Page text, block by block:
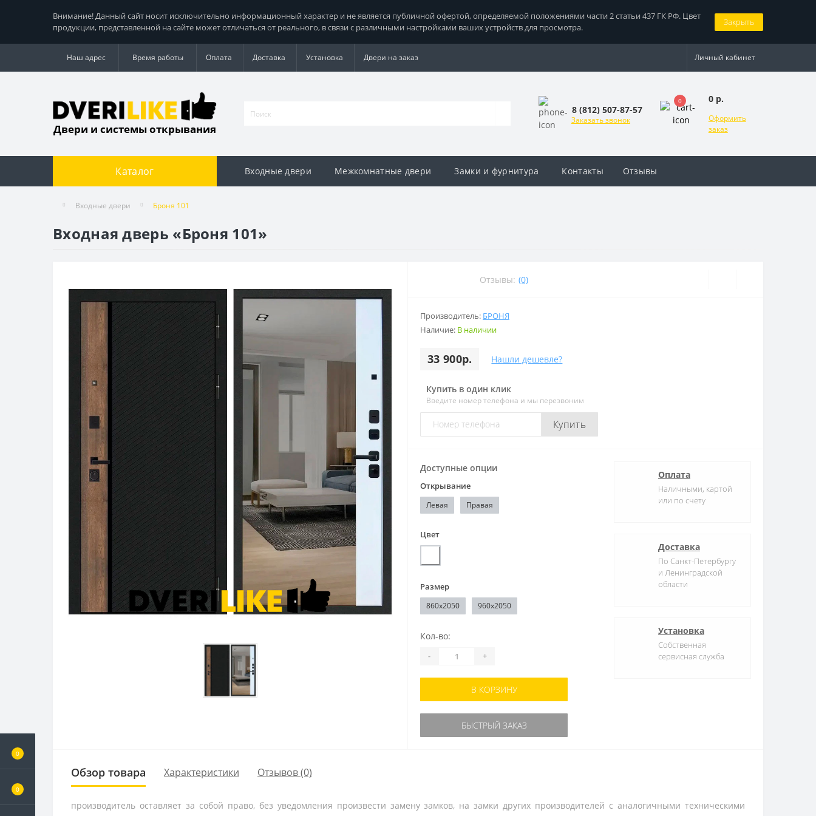
0
0
Внимание! Данный сайт носит исключительно информационный характер и не является публичной офертой, определяемой положениями части 2 статьи 437 ГК РФ. Цвет
продукции, представленной на сайте может отличаться от реального, в связи с различными настройками ваших устройств для просмотра.
Закрыть
Наш адрес Время работы Оплата Доставка Установка Двери на заказ Личный кабинет
Двери и системы открывания
8 (812) 507-87-57
Заказать звонок
0 0 р.
Оформить
заказ
Каталог Входные двери Межкомнатные двери Замки и фурнитура Контакты Отзывы
Входные двери Броня 101
Входная дверь «Броня 101»
Отзывы: (0)
Производитель: БРОНЯ
Наличие: В наличии
33 900р. Нашли дешевле?
Купить в один клик
Введите номер телефона и мы перезвоним
Купить
Доступные опции
Открывание
Левая Правая
Цвет
Размер
860x2050 960x2050
Кол-во:
- +
В КОРЗИНУ
БЫСТРЫЙ ЗАКАЗ
Оплата
Наличными, картой
или по счету
Доставка
По Санкт-Петербургу
и Ленинградской
области
Установка
Собственная
сервисная служба
Обзор товара Характеристики Отзывов (0)
производитель оставляет за собой право, без уведомления произвести замену замков, на замки других производителей с аналогичными техническими